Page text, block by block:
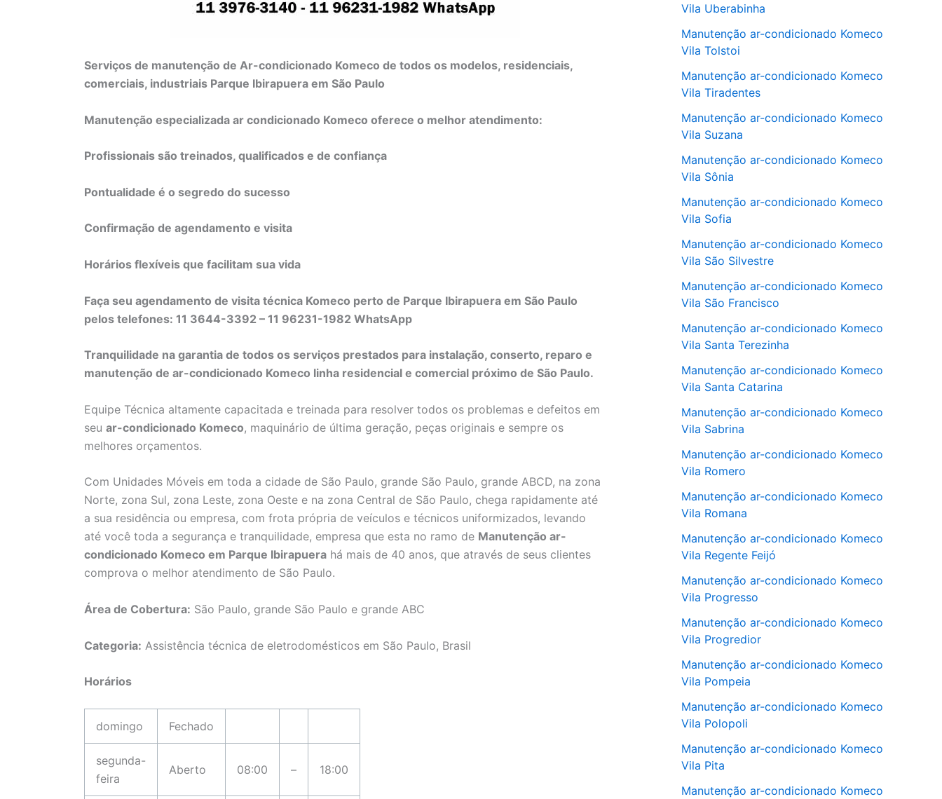
Serviços de manutenção de Ar-condicionado Komeco de todos os modelos, residenciais,
comerciais, industriais Parque Ibirapuera em São Paulo
Manutenção especializada ar condicionado Komeco oferece o melhor atendimento:
Profissionais são treinados, qualificados e de confiança
Pontualidade é o segredo do sucesso
Confirmação de agendamento e visita
Horários flexíveis que facilitam sua vida
Faça seu agendamento de visita técnica Komeco perto de Parque Ibirapuera em São Paulo
pelos telefones: 11 3644-3392 – 11 96231-1982 WhatsApp
Tranquilidade na garantia de todos os serviços prestados para instalação, conserto, reparo e
manutenção de ar-condicionado Komeco linha residencial e comercial próximo de São Paulo.
Equipe Técnica altamente capacitada e treinada para resolver todos os problemas e defeitos em
seu ar-condicionado Komeco, maquinário de última geração, peças originais e sempre os
melhores orçamentos.
Com Unidades Móveis em toda a cidade de São Paulo, grande São Paulo, grande ABCD, na zona
Norte, zona Sul, zona Leste, zona Oeste e na zona Central de São Paulo, chega rapidamente até
a sua residência ou empresa, com frota própria de veículos e técnicos uniformizados, levando
até você toda a segurança e tranquilidade, empresa que esta no ramo de Manutenção ar-
condicionado Komeco em Parque Ibirapuera há mais de 40 anos, que através de seus clientes
comprova o melhor atendimento de São Paulo.
Área de Cobertura: São Paulo, grande São Paulo e grande ABC
Categoria: Assistência técnica de eletrodomésticos em São Paulo, Brasil
Horários
domingo Fechado
segunda-
feira
Aberto 08:00 – 18:00
Vila Uberabinha
Manutenção ar-condicionado Komeco
Vila Tolstoi
Manutenção ar-condicionado Komeco
Vila Tiradentes
Manutenção ar-condicionado Komeco
Vila Suzana
Manutenção ar-condicionado Komeco
Vila Sônia
Manutenção ar-condicionado Komeco
Vila Sofia
Manutenção ar-condicionado Komeco
Vila São Silvestre
Manutenção ar-condicionado Komeco
Vila São Francisco
Manutenção ar-condicionado Komeco
Vila Santa Terezinha
Manutenção ar-condicionado Komeco
Vila Santa Catarina
Manutenção ar-condicionado Komeco
Vila Sabrina
Manutenção ar-condicionado Komeco
Vila Romero
Manutenção ar-condicionado Komeco
Vila Romana
Manutenção ar-condicionado Komeco
Vila Regente Feijó
Manutenção ar-condicionado Komeco
Vila Progresso
Manutenção ar-condicionado Komeco
Vila Progredior
Manutenção ar-condicionado Komeco
Vila Pompeia
Manutenção ar-condicionado Komeco
Vila Polopoli
Manutenção ar-condicionado Komeco
Vila Pita
Manutenção ar-condicionado Komeco